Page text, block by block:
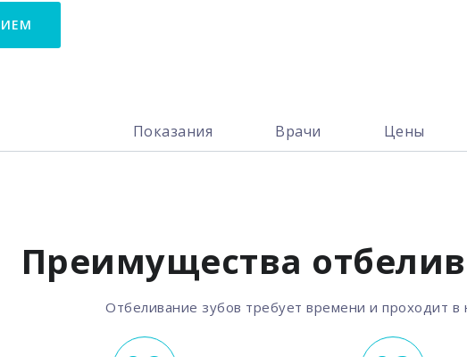
Показания Врачи Цены
Преимущества
Отбеливание зубов требует времени и проходит в